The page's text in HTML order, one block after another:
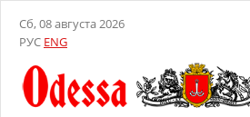
Сб, 08 августа 2026
РУС ENG